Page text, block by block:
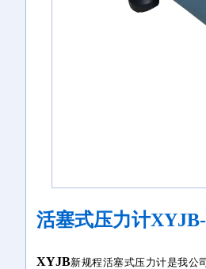
活塞式压力计
XYJB新规程活塞式压力计是我公